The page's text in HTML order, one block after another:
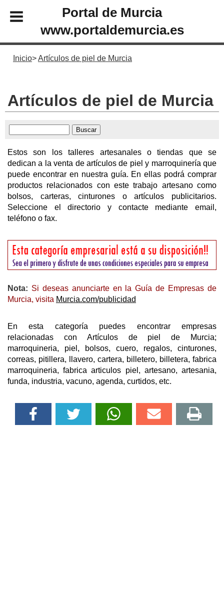
Portal de Murcia
www.portaldemurcia.es
Inicio Artículos de piel de Murcia
Artículos de piel de Murcia
Estos son los talleres artesanales o tiendas que se
dedican a la venta de artículos de piel y marroquinería que
puede encontrar en nuestra guía. En ellas podrá comprar
productos relacionados con este trabajo artesano como
bolsos, carteras, cinturones o artículos publicitarios.
Seleccione el directorio y contacte mediante email,
teléfono o fax.
Nota: Si deseas anunciarte en la Guía de Empresas de
Murcia, visita Murcia.com/publicidad
En esta categoría puedes encontrar empresas
relacionadas con Artículos de piel de Murcia;
marroquineria, piel, bolsos, cuero, regalos, cinturones,
correas, pitillera, llavero, cartera, billetero, billetera, fabrica
marroquineria, fabrica articulos piel, artesano, artesania,
funda, industria, vacuno, agenda, curtidos, etc.